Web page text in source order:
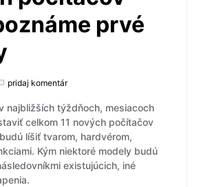
prvé
pridaj komentár
najbližších týždňoch, mesiacoch
celkom 11 nových počítačov
líšiť tvarom, hardvérom,
Kým niektoré modely budú
existujúcich, iné